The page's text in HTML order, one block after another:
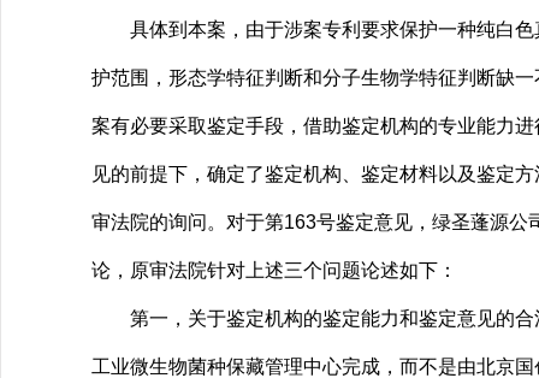
具体到本案，由于涉案专利要求保护一种纯白色
护范围，形态学特征判断和分子生物学特征判断缺
案有必要采取鉴定手段，借助鉴定机构的专业能力
见的前提下，确定了鉴定机构、鉴定材料以及鉴定
审法院的询问。对于第163号鉴定意见，绿圣蓬源
论，原审法院针对上述三个问题论述如下：
第一，关于鉴定机构的鉴定能力和鉴定意见的合
工业微生物菌种保藏管理中心完成，而不是由北京